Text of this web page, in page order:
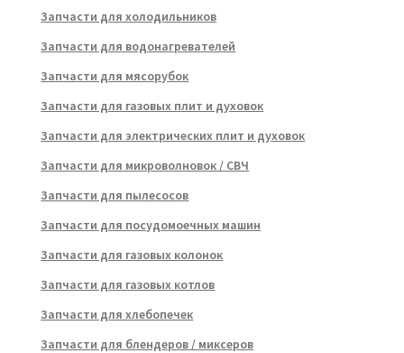
Запчасти для холодильников
Запчасти для водонагревателей
Запчасти для мясорубок
Запчасти для газовых плит и духовок
Запчасти для электрических плит и духовок
Запчасти для микроволновок / СВЧ
Запчасти для пылесосов
Запчасти для посудомоечных машин
Запчасти для газовых колонок
Запчасти для газовых котлов
Запчасти для хлебопечек
Запчасти для блендеров / миксеров